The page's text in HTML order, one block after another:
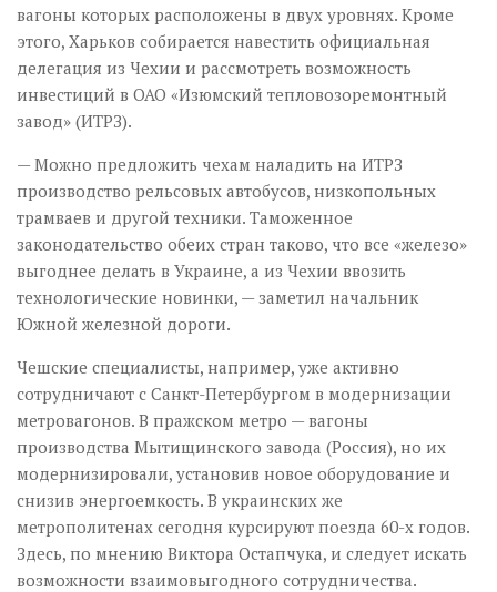
вагоны которых расположены в двух уровнях. Кроме
этого, Харьков собирается навестить официальная
делегация из Чехии и рассмотреть возможность
инвестиций в ОАО «Изюмский тепловозоремонтный
завод» (ИТРЗ).
— Можно предложить чехам наладить на ИТРЗ
производство рельсовых автобусов, низкопольных
трамваев и другой техники. Таможенное
законодательство обеих стран таково, что все «железо»
выгоднее делать в Украине, а из Чехии ввозить
технологические новинки, — заметил начальник
Южной железной дороги.
Чешские специалисты, например, уже активно
сотрудничают с Санкт-Петербургом в модернизации
метровагонов. В пражском метро — вагоны
производства Мытищинского завода (Россия), но их
модернизировали, установив новое оборудование и
снизив энергоемкость. В украинских же
метрополитенах сегодня курсируют поезда 60-х годов.
Здесь, по мнению Виктора Остапчука, и следует искать
возможности взаимовыгодного сотрудничества.